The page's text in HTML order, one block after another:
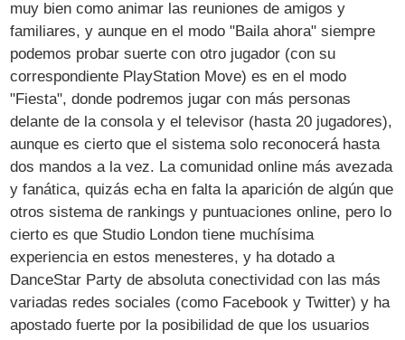
muy bien como animar las reuniones de amigos y
familiares, y aunque en el modo "Baila ahora" siempre
podemos probar suerte con otro jugador (con su
correspondiente PlayStation Move) es en el modo
"Fiesta", donde podremos jugar con más personas
delante de la consola y el televisor (hasta 20 jugadores),
aunque es cierto que el sistema solo reconocerá hasta
dos mandos a la vez. La comunidad online más avezada
y fanática, quizás echa en falta la aparición de algún que
otros sistema de rankings y puntuaciones online, pero lo
cierto es que Studio London tiene muchísima
experiencia en estos menesteres, y ha dotado a
DanceStar Party de absoluta conectividad con las más
variadas redes sociales (como Facebook y Twitter) y ha
apostado fuerte por la posibilidad de que los usuarios